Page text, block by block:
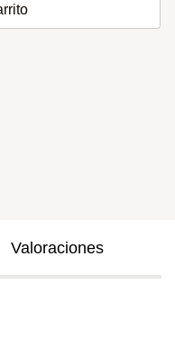
Valoraciones